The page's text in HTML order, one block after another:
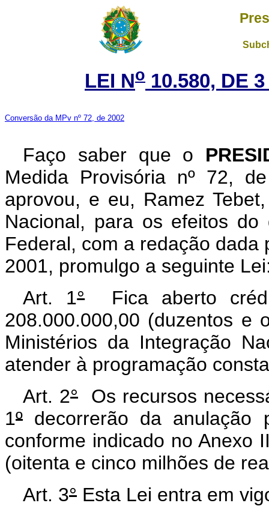
LEI No 10.580, DE
Conversão da MPv nº 72, de 2002
Faço saber que o
Medida Provisória nº 72,
aprovou, e eu, Ramez
Nacional, para os efeitos
Federal, com a redação dada
2001, promulgo a seguinte
Art. 1°Fica aberto
208.000.000,00 (duzentos e
Ministérios da Integração
atender à programação
Art. 2° Os recursos
1º decorrerão da anulação
conforme indicado no Anexo
(oitenta e cinco milhões de
Art. 3° Esta Lei entra em